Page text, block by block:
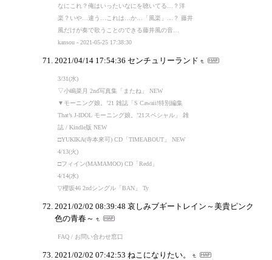
なにこれ？俺はいったいなにを聴いてる…？洋
楽？いや…違う…これは…か…「風楽」…？ 藤井
風だけが奏で歌うことのできる藤井風の音…
kansou - 2021-05-25 17:38:30
2021/04/14 17:54:36 センチュリーランド
3/31(水)
▽小嶋菜月 2nd写真集「またね」 NEW
▼モーニング娘。’21 雑誌「S Cawaii!特別編集
That’s J-IDOL モーニング娘。’21スペシャル」 雑
誌 / Kindle版 NEW
□YUKIKA(寺本來可) CD「TIMEABOUT」 NEW
4/13(火)
□フィイン(MAMAMOO) CD「Redd」
4/14(水)
▽櫻坂46 2ndシングル「BAN」 Ty
2021/02/02 08:39:48 哀しみブギートレイン～美貴ピンク
色の青春～
FAQ / お問い合わせ窓口
2021/02/02 07:42:53 ねこになりたい。